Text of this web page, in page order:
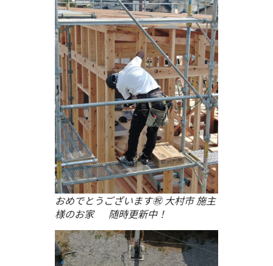
おめでとうございます㊗ 大村市 施主
様のお家 随時更新中！